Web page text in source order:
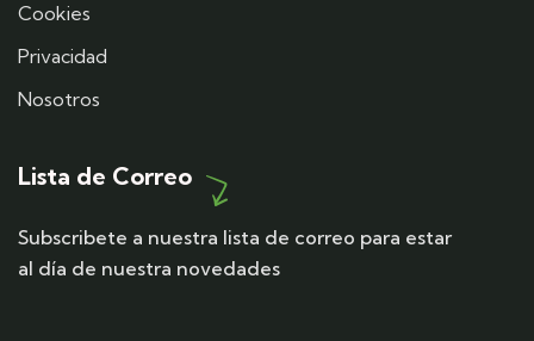
Cookies
Privacidad
Nosotros
Lista de Correo
Subscribete a nuestra lista de correo para estar
al día de nuestra novedades